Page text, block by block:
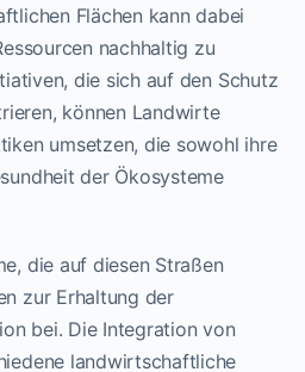
Flächen kann dabei
nachhaltig zu
die sich auf den Schutz
können Landwirte
umsetzen, die sowohl ihre
der Ökosysteme
die auf diesen Straßen
zur Erhaltung der
bei. Die Integration von
landwirtschaftliche